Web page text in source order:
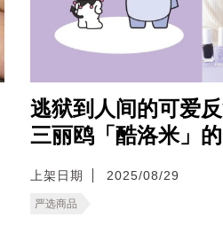
逃狱到人间的可爱
三丽鸥「酷洛米」
上架日期 2025/08/29
严选商品